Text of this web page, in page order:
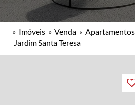
» Imóveis » Venda » Apartamentos
Jardim Santa Teresa